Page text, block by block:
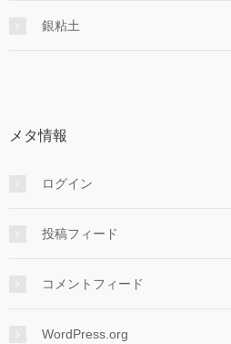
銀粘土
メタ情報
ログイン
投稿フィード
コメントフィード
WordPress.org